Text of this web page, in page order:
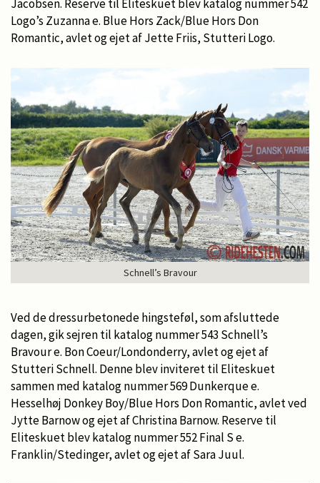
Jacobsen. Reserve til Eliteskuet blev katalog nummer 542
Logo’s Zuzanna e. Blue Hors Zack/Blue Hors Don
Romantic, avlet og ejet af Jette Friis, Stutteri Logo.
Schnell’s Bravour
Ved de dressurbetonede hingsteføl, som afsluttede
dagen, gik sejren til katalog nummer 543 Schnell’s
Bravour e. Bon Coeur/Londonderry, avlet og ejet af
Stutteri Schnell. Denne blev inviteret til Eliteskuet
sammen med katalog nummer 569 Dunkerque e.
Hesselhøj Donkey Boy/Blue Hors Don Romantic, avlet ved
Jytte Barnow og ejet af Christina Barnow. Reserve til
Eliteskuet blev katalog nummer 552 Final S e.
Franklin/Stedinger, avlet og ejet af Sara Juul.